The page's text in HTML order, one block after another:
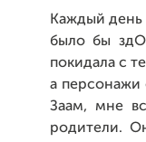
Каждый
было бы
покидала с
а персонажи
Заам, мне
родители.